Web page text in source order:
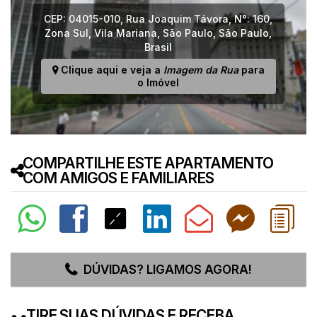
CEP: 04015-010 Rua Joaquim Távora,N°:160,
Zona Sul ,Vila Mariana São Paulo,São Paulo
Brasil
Clique aqui e veja a Imagem da Ruapara
o Imóvel
COMPARTILHE ESTE APARTAMENTO
COM AMIGOS E FAMILIARES
DÚVIDAS? LIGAMOS AGORA!